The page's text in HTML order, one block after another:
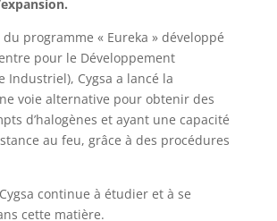
du programme « Eureka » développé
pour le Développement
Industriel), Cygsa a lancé la
voie alternative pour obtenir des
d’halogènes et ayant une capacité
au feu, grâce à des procédures
continue à étudier et à se
cette matière.